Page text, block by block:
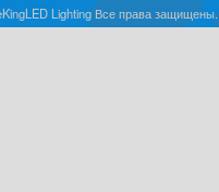
Lighting Все права защищены.